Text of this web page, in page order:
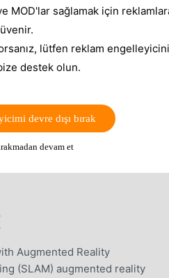
Augmented Reality
(SLAM) augmented reality
MOD'lar sağlamak için
lütfen reklam
destek olun.
devre dışı bırak
devam et